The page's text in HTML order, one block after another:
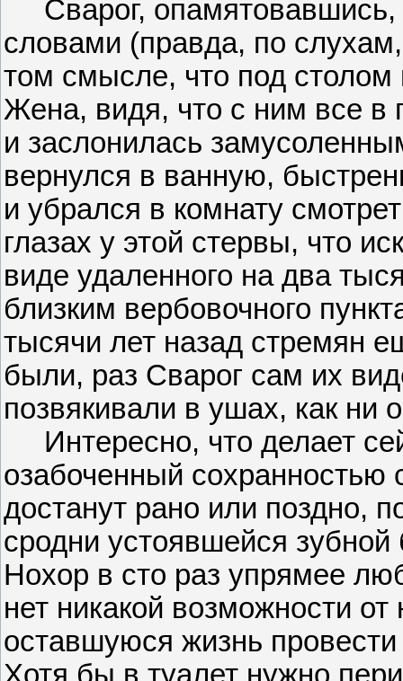
Сварог, опамятовавшись,
словами (правда, по
том смысле, что под столом
Жена, видя, что с ним все в
и заслонилась
вернулся в ванную,
и убрался в комнату
глазах у этой стервы, что
виде удаленного на два
близким вербовочного
тысячи лет назад стремян
были, раз Сварог сам их
позвякивали в ушах, как ни
Интересно, что делает
озабоченный
достанут рано или поздно,
сродни устоявшейся
Нохор в сто раз упрямее
нет никакой возможности
оставшуюся жизнь провести